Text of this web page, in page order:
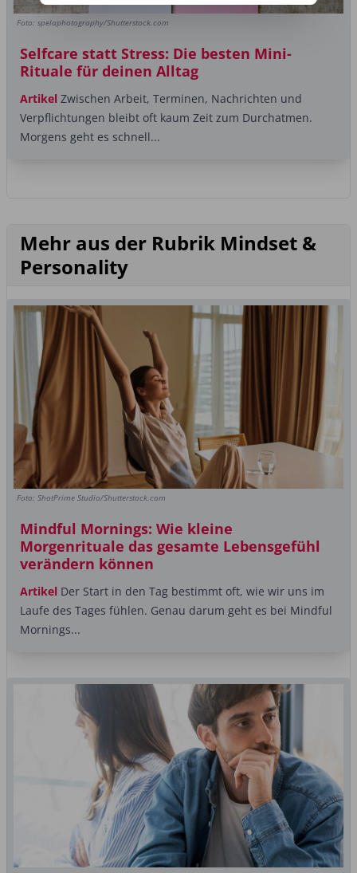
Foto: spelaphotography/Shutterstock.com
Selfcare statt Stress: Die besten Mini-
Rituale für deinen Alltag
Artikel Zwischen Arbeit, Terminen, Nachrichten und
Verpflichtungen bleibt oft kaum Zeit zum Durchatmen.
Morgens geht es schnell...
Mehr aus der Rubrik Mindset &
Personality
Foto: ShotPrime Studio/Shutterstock.com
Mindful Mornings: Wie kleine
Morgenrituale das gesamte Lebensgefühl
verändern können
Artikel Der Start in den Tag bestimmt oft, wie wir uns im
Laufe des Tages fühlen. Genau darum geht es bei Mindful
Mornings...